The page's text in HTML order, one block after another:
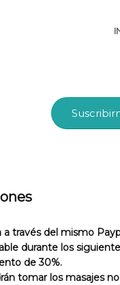
través del mismo
durante los
de 30%.
tomar los masajes